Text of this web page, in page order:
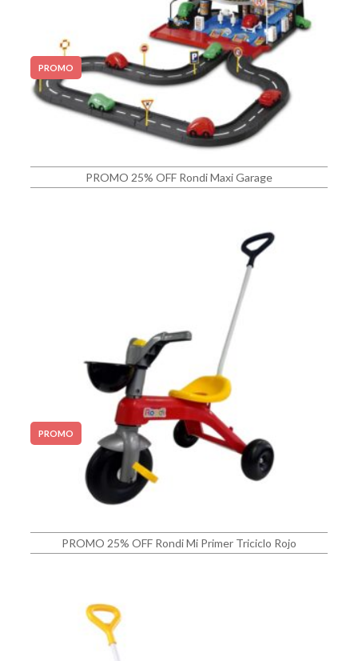
PROMO
PROMO 25% OFF Rondi Maxi Garage
PROMO
PROMO 25% OFF Rondi Mi Primer Triciclo Rojo